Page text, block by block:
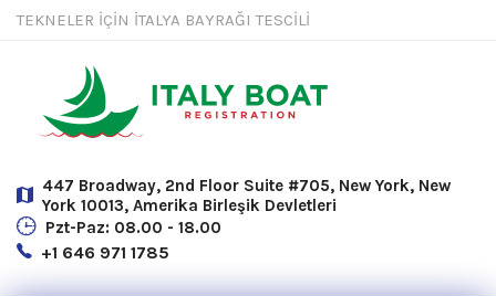
TEKNELER İÇİN İTALYA BAYRAĞI TESCİLİ
447 Broadway, 2nd Floor Suite #705, New York, New
York 10013, Amerika Birleşik Devletleri
Pzt-Paz: 08.00 - 18.00
+1 646 971 1785